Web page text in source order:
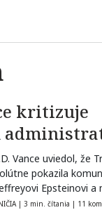
kritizuje
Vance uviedol, že
pokazila
Epsteinovi a
| 3 min. čítania | 11